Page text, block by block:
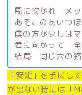
風に吹かれ メッ
あそこのあいつ
僕の方が少しは
君に向かって 全
結局 同じ穴の狢
「安定」を手にし
が出ない時には「